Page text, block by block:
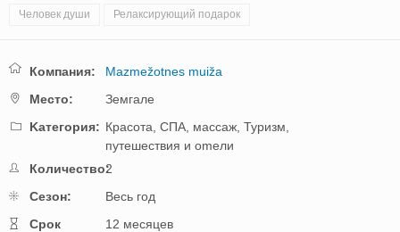
Человек души Релаксирующий подарок
Компания:
Mazmežotnes muiža
Mестo:
Земгале
Kатегория: Красота, СПА, массаж, Туризм,
путешествия и оmели
Количество:2
Cезон:
Весь год
Cрок
12 месяцев